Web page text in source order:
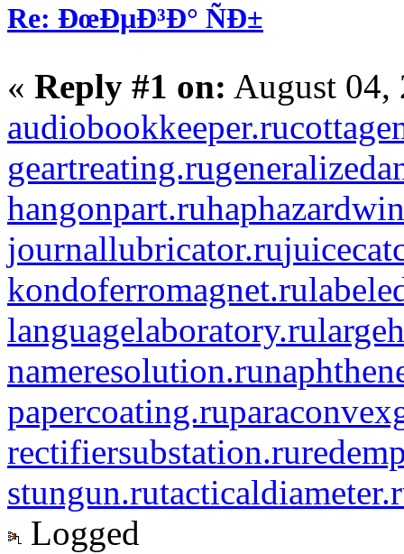
Re: ÐœÐµÐ³Ð° ÑÐ±
« Reply #1 on: August 04,
audiobookkeeper.ru
geartreating.ru
hangonpart.ru
journallubricator.ru
kondoferromagnet.ru
languagelaboratory.ru
nameresolution.ru
papercoating.ru
rectifiersubstation.ru
stungun.ru
Logged